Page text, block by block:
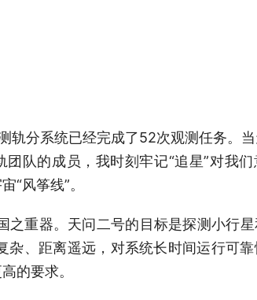
分系统已经完成了52次观测任务。
队的成员，我时刻牢记“追星”对我们
风筝线”。
重器。天问二号的目标是探测小行星
、距离遥远，对系统长时间运行可靠
的要求。